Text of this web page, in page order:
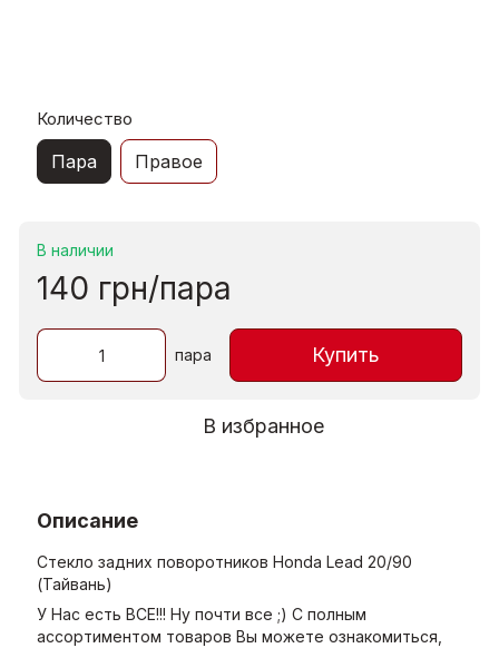
Количество
Пара Правое
В наличии
140 грн/пара
пара Купить
В избранное
Описание
Стекло задних поворотников Honda Lead 20/90
(Тайвань)
У Нас есть ВСЕ!!! Ну почти все ;) С полным
ассортиментом товаров Вы можете ознакомиться,